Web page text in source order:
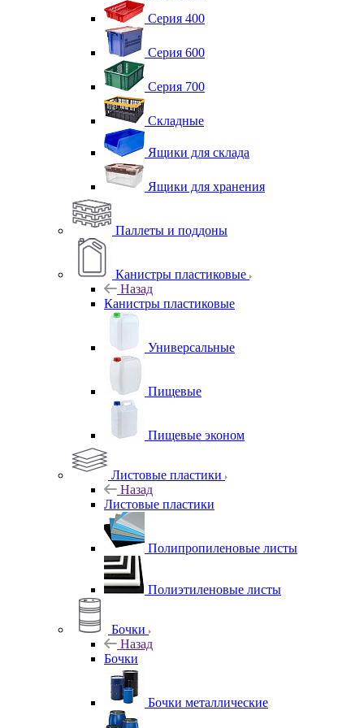
Серия 400
Серия 600
Серия 700
Складные
Ящики для склада
Ящики для хранения
Паллеты и поддоны
Канистры пластиковые
Назад
Канистры пластиковые
Универсальные
Пищевые
Пищевые эконом
Листовые пластики
Назад
Листовые пластики
Полипропиленовые листы
Полиэтиленовые листы
Бочки
Назад
Бочки
Бочки металлические